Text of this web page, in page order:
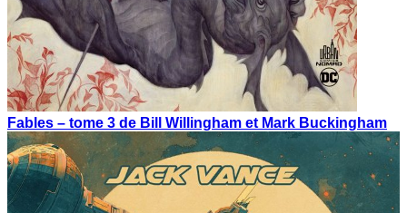
Fables – tome 3 de Bill Willingham et Mark Buckingham